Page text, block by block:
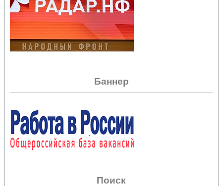
Баннер
Поиск